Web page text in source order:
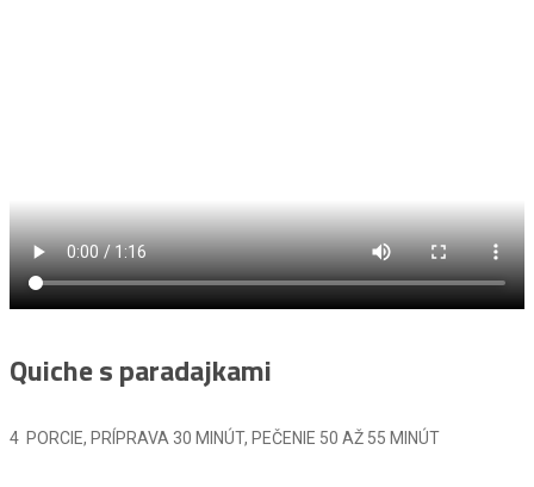
Quiche s paradajkami
4 PORCIE, PRÍPRAVA 30 MINÚT, PEČENIE 50 AŽ 55 MINÚT